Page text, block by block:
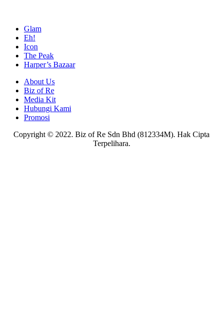
Glam
Eh!
Icon
The Peak
Harper’s Bazaar
About Us
Biz of Re
Media Kit
Hubungi Kami
Promosi
Copyright © 2022. Biz of Re Sdn Bhd (812334M). Hak Cipta
Terpelihara.